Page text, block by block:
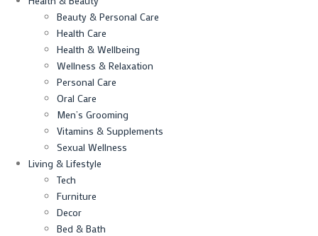
Beauty & Personal Care
Health Care
Health & Wellbeing
Wellness & Relaxation
Personal Care
Oral Care
Men’s Grooming
Vitamins & Supplements
Sexual Wellness
Living & Lifestyle
Tech
Furniture
Decor
Bed & Bath